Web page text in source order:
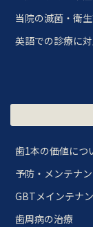
当院の滅菌・衛
英語での診療に
歯1本の価値につ
予防・メンテナ
GBTメインテナ
歯周病の治療